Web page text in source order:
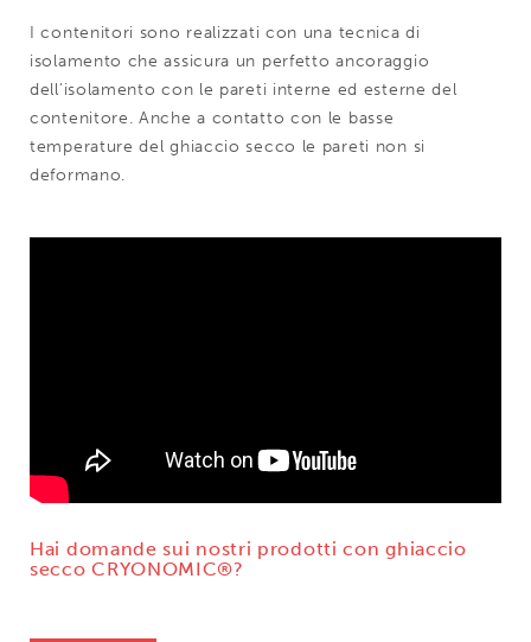
I contenitori sono realizzati con una tecnica di
isolamento che assicura un perfetto ancoraggio
dell'isolamento con le pareti interne ed esterne del
contenitore. Anche a contatto con le basse
temperature del ghiaccio secco le pareti non si
deformano.
Hai domande sui nostri prodotti con ghiaccio
secco CRYONOMIC®?